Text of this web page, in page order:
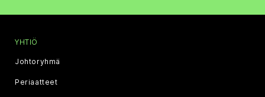
YHTIÖ
Johtoryhmä
Periaatteet